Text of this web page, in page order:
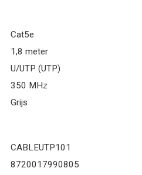
Cat5e
1,8 meter
U/UTP (UTP)
350 MHz
Grijs
CABLEUTP101
8720017990805